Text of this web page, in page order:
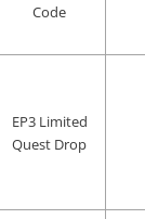
Code
EP3 Limited
Quest Drop